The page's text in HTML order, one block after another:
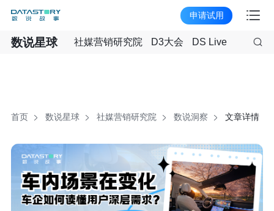
申请试用
数说星球 社媒营销研究院 D3大会 DS Live
首页 数说星球 社媒营销研究院 数说洞察 文章详情